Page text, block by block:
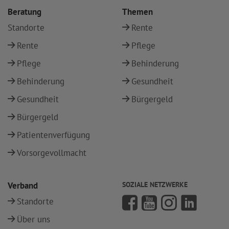
Beratung
Standorte
Rente
Pflege
Behinderung
Gesundheit
Bürgergeld
Patientenverfügung
Vorsorgevollmacht
Themen
Rente
Pflege
Behinderung
Gesundheit
Bürgergeld
Verband
Standorte
Über uns
SOZIALE NETZWERKE